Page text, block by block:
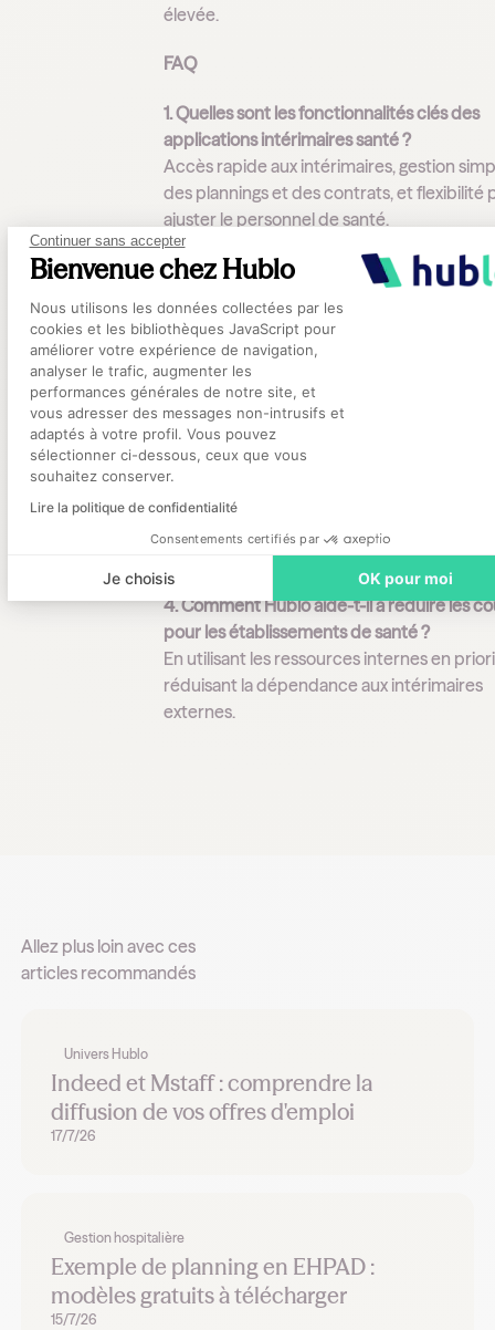
Continuer sans accepter
Bienvenue chez Hublo
Plateforme de Gestion du
Nous utilisons les données collectées par les
cookies et les bibliothèques JavaScript pour
améliorer votre expérience de navigation,
analyser le trafic, augmenter les
performances générales de notre site, et
vous adresser des messages non-intrusifs et
adaptés à votre profil. Vous pouvez
sélectionner ci-dessous, ceux que vous
souhaitez conserver.
Lire la politique de confidentialité
Consentements certifiés par
Je choisis OK pour moi
Axeptio consent
élevée.
FAQ
1. Quelles sont les fonctionnalités clés des
applications intérimaires santé ?
Accès rapide aux intérimaires, gestion
des plannings et des contrats, et flexibilité
ajuster le personnel de santé.
2. Comment Hublo se distingue-t-il des
applications intérimaires santé ?
Hublo centralise les demandes de
remplacement, automatise les tâches
administratives et priorise l'utilisation des
ressources internes.
3. Quels sont les avantages de centraliser
demandes de remplacement avec Hublo ?
Facilite la planification, assure une
continue des besoins en personnel, et
qualité des soins.
4. Comment Hublo aide-t-il à réduire les
pour les établissements de santé ?
En utilisant les ressources internes en
réduisant la dépendance aux intérimaires
externes.
Allez plus loin avec ces
articles recommandés
Univers Hublo
Indeed et Mstaff : comprendre la
diffusion de vos offres d'emploi
17/7/26
Gestion hospitalière
Exemple de planning en EHPAD :
modèles gratuits à télécharger
15/7/26